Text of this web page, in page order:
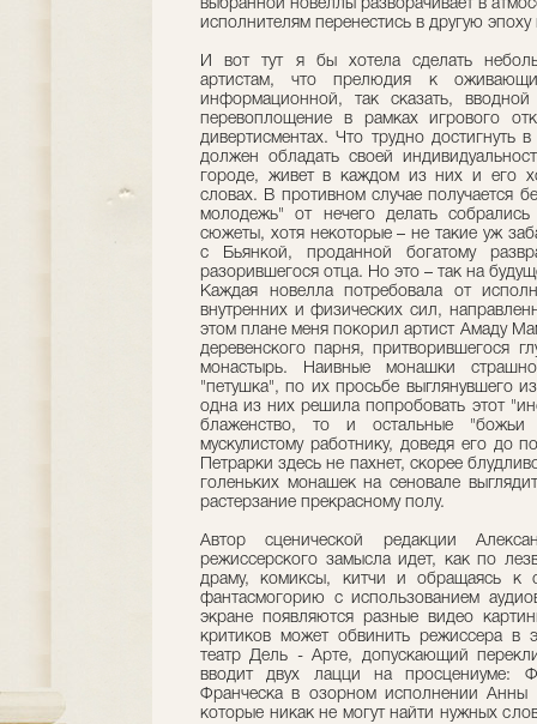
выбранной новеллы разворачивает в
исполнителям перенестись в другую
И вот тут я бы хотела сделать
артистам, что прелюдия к
информационной, так сказать,
перевоплощение в рамках игрового
дивертисментах. Что трудно
должен обладать своей
городе, живет в каждом из них и его
словах. В противном случае получается
молодежь" от нечего делать
сюжеты, хотя некоторые – не такие уж
с Бьянкой, проданной богатому
разорившегося отца. Но это – так на
Каждая новелла потребовала от
внутренних и физических сил,
этом плане меня покорил артист Амаду
деревенского парня, притворившегося
монастырь. Наивные монашки
"петушка", по их просьбе выглянувшего
одна из них решила попробовать этот
блаженство, то и остальные "божьи
мускулистому работнику, доведя его до
Петрарки здесь не пахнет, скорее
голеньких монашек на сеновале
растерзание прекрасному полу.
Автор сценической редакции
режиссерского замысла идет, как по
драму, комиксы, китчи и обращаясь к
фантасмогорию с использованием
экране появляются разные видео
критиков может обвинить режиссера в
театр Дель - Арте, допускающий
вводит двух лацци на просцениуме:
Франческа в озорном исполнении
которые никак не могут найти нужных